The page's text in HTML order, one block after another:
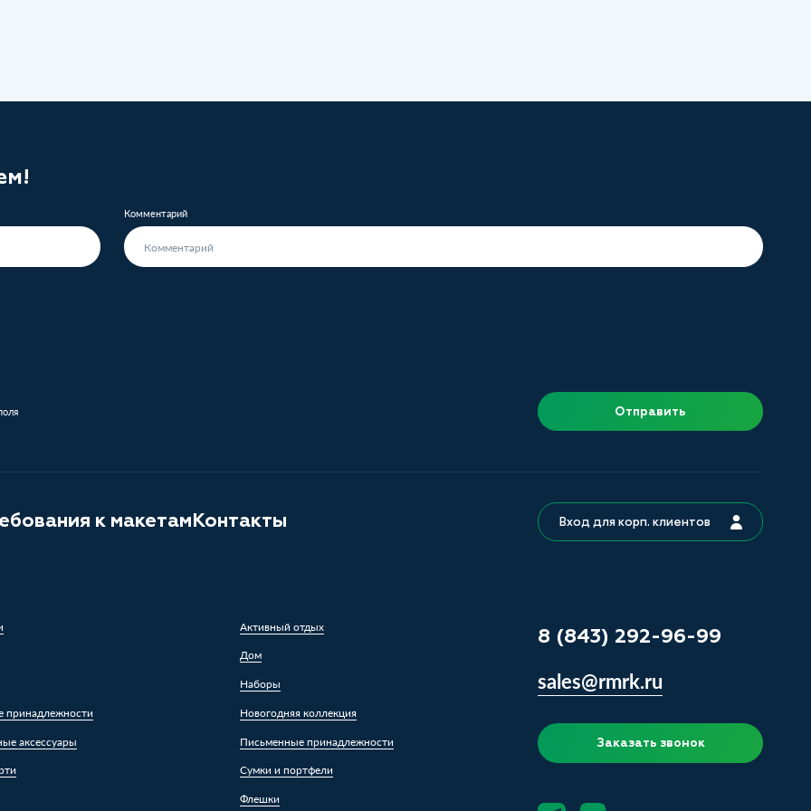
Комментарий
Отправить
к макетамКонтакты
Активный отдых
Дом
Наборы
принадлежности
Новогодняя коллекция
аксессуары
Письменные принадлежности
Сумки и портфели
Флешки
Вход для корп. клиентов
8 (843) 292-96-99
sales@rmrk.ru
Заказать звонок